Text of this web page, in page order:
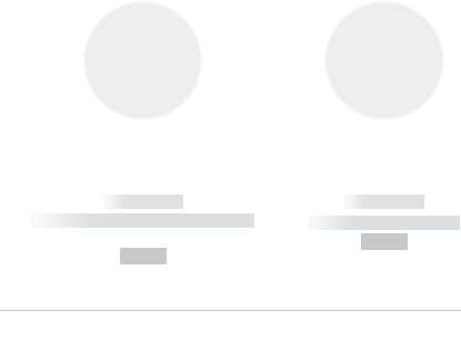
------------
----------- ----------- ----------
------------
----------- -----------